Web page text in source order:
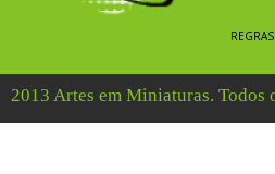
2013 Artes em Miniaturas. Todos